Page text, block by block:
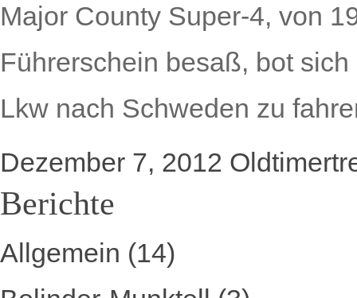
Major County Super-4, von
Führerschein besaß, bot
Lkw nach Schweden zu
Dezember 7, 2012
Berichte
Allgemein (14)